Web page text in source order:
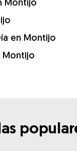
en Montijo
Montijo